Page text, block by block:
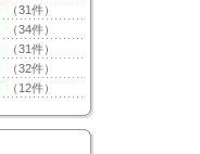
（31件）
（34件）
（31件）
（32件）
（12件）